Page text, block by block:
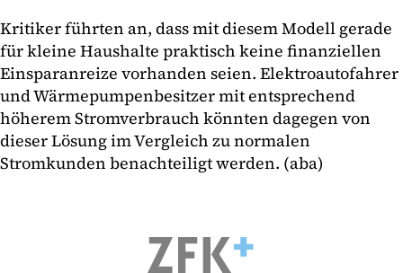
Kritiker führten an, dass mit diesem Modell gerade
für kleine Haushalte praktisch keine finanziellen
Einsparanreize vorhanden seien. Elektroautofahrer
und Wärmepumpenbesitzer mit entsprechend
höherem Stromverbrauch könnten dagegen von
dieser Lösung im Vergleich zu normalen
Stromkunden benachteiligt werden. (aba)